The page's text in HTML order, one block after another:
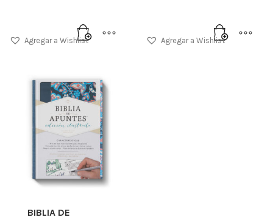
Agregar a Wishlist Agregar a Wishlist
BIBLIA DE